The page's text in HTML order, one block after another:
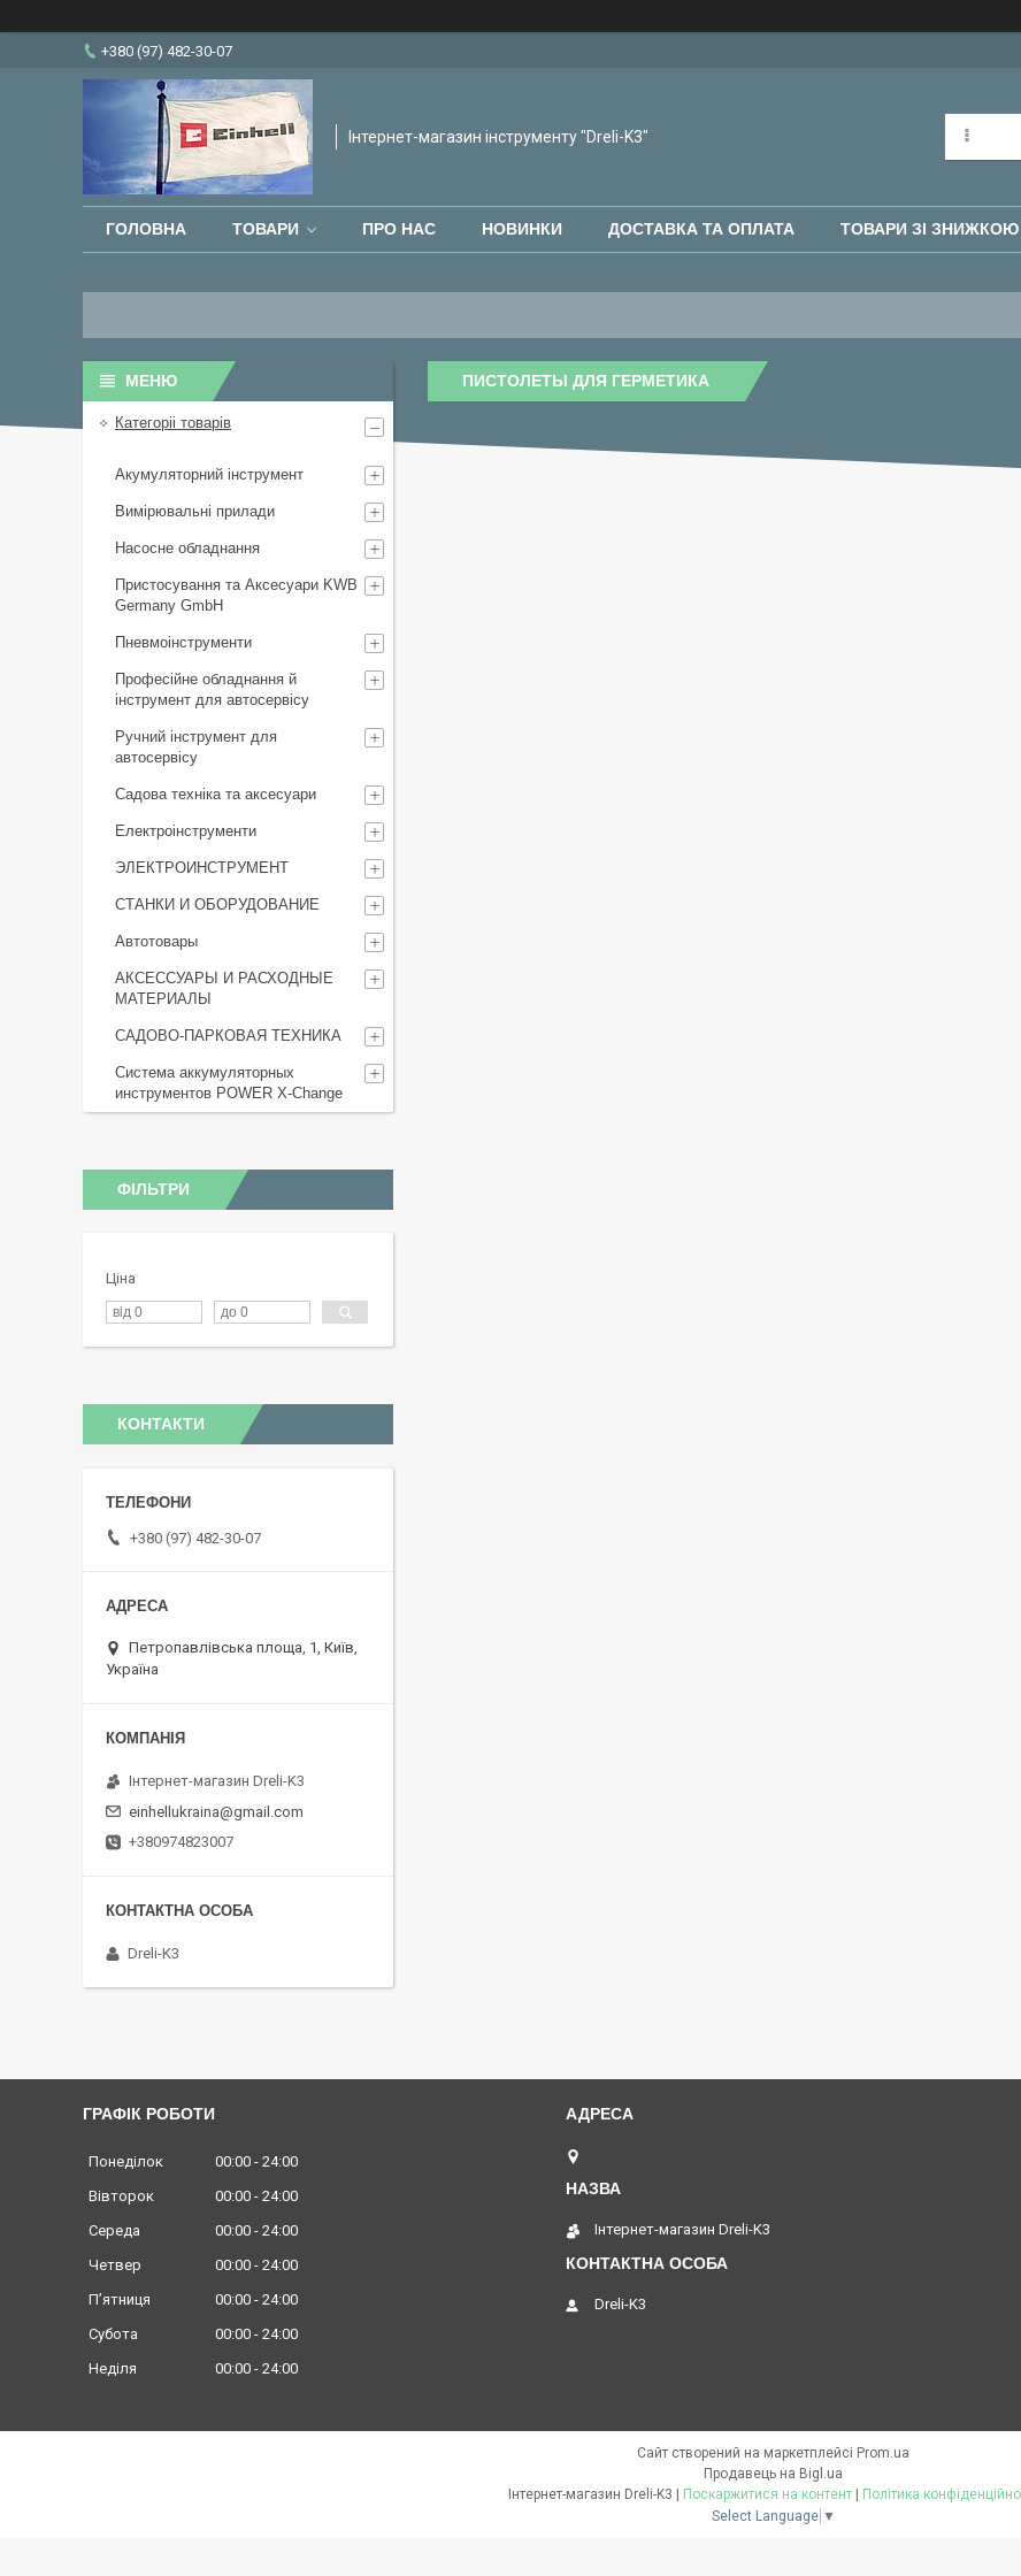
+380 (97) 482-30-07
Інтернет-магазин інструменту "Dreli-K3"
ГОЛОВНА ТОВАРИ ПРО НАС НОВИНКИ ДОСТАВКА ТА ОПЛАТА ТОВАРИ ЗІ ЗНИЖКОЮ
ПИСТОЛЕТЫ ДЛЯ ГЕРМЕТИКА
Категоріі товарів
Акумуляторний інструмент
Вимірювальні прилади
Насосне обладнання
Пристосування та Аксесуари KWB
Germany GmbH
Пневмоінструменти
Професійне обладнання й
інструмент для автосервісу
Ручний інструмент для
автосервісу
Садова техніка та аксесуари
Електроінструменти
ЭЛЕКТРОИНСТРУМЕНТ
СТАНКИ И ОБОРУДОВАНИЕ
Автотовары
АКСЕССУАРЫ И РАСХОДНЫЕ
МАТЕРИАЛЫ
САДОВО-ПАРКОВАЯ ТЕХНИКА
Система аккумуляторных
инструментов POWER X-Change
ФІЛЬТРИ
Ціна
КОНТАКТИ
+380 (97) 482-30-07
Петропавлівська площа, 1, Київ,
Україна
Інтернет-магазин Dreli-K3
einhellukraina@gmail.com
+380974823007
Dreli-K3
ГРАФІК РОБОТИ
Понеділок 00:00
24:00
Вівторок
00:00
24:00
Середа
00:00
24:00
Четвер
00:00
24:00
Пʼятниця
00:00
24:00
Субота
00:00
24:00
Неділя
00:00 24:00
Інтернет-магазин Dreli-K3
Dreli-K3
Сайт створений на маркетплейсі Prom.ua
Продавець на Bigl.ua
Інтернет-магазин Dreli-K3 | Поскаржитися на контент | Політика
Select Language ▼